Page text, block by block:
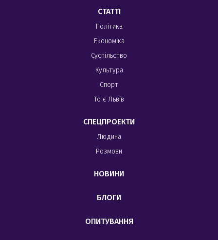
СТАТТІ
Політика
Економіка
Суспільство
Культура
Спорт
То є Львів
СПЕЦПРОЕКТИ
Людина
Розмови
НОВИНИ
БЛОГИ
ОПИТУВАННЯ